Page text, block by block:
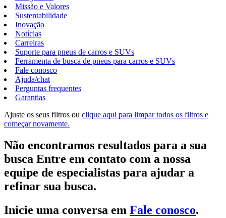
Missão e Valores
Sustentabilidade
Inovação
Notícias
Carreiras
Suporte para pneus de carros e SUVs
Ferramenta de busca de pneus para carros e SUVs
Fale conosco
Ajuda/chat
Perguntas frequentes
Garantias
Ajuste os seus filtros ou clique aqui para limpar todos os filtros e
começar novamente.
Não encontramos resultados para a sua
busca Entre em contato com a nossa
equipe de especialistas para ajudar a
refinar sua busca.
Inicie uma conversa em Fale conosco.